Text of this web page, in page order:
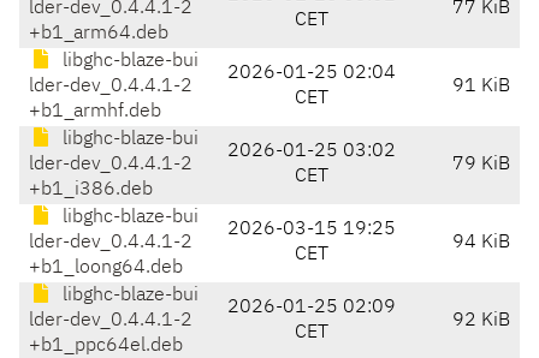
lder-dev_0.4.4.1-2
+b1_arm64.deb
CET
77 KiB
libghc-blaze-bui
lder-dev_0.4.4.1-2
+b1_armhf.deb
2026-01-25 02:04
CET
91 KiB
libghc-blaze-bui
lder-dev_0.4.4.1-2
+b1_i386.deb
2026-01-25 03:02
CET
79 KiB
libghc-blaze-bui
lder-dev_0.4.4.1-2
+b1_loong64.deb
2026-03-15 19:25
CET
94 KiB
libghc-blaze-bui
lder-dev_0.4.4.1-2
+b1_ppc64el.deb
2026-01-25 02:09
CET
92 KiB